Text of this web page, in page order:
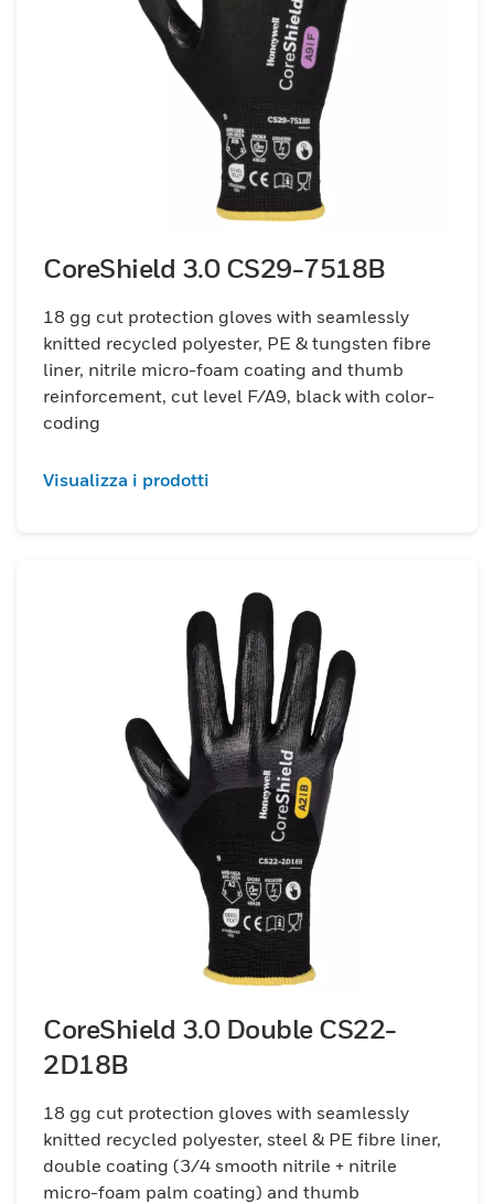
CoreShield 3.0 CS29-7518B
18 gg cut protection gloves with seamlessly
knitted recycled polyester, PE & tungsten fibre
liner, nitrile micro-foam coating and thumb
reinforcement, cut level F/A9, black with color-
coding
Visualizza i prodotti
CoreShield 3.0 Double CS22-
2D18B
18 gg cut protection gloves with seamlessly
knitted recycled polyester, steel & PE fibre liner,
double coating (3/4 smooth nitrile + nitrile
micro-foam palm coating) and thumb